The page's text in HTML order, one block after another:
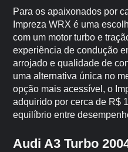
Para os apaixonados por
Impreza WRX é uma
com um motor turbo e
experiência de condução
arrojado e qualidade de
uma alternativa única no
opção mais acessível, o
adquirido por cerca de R$
equilíbrio entre
Audi A3 Turbo